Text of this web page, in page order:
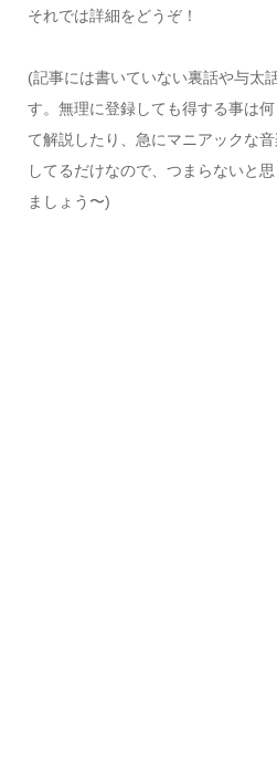
それでは詳細をどうぞ！
(記事には書いていない裏話や与太話
す。無理に登録しても得する事は
て解説したり、急にマニアックな
してるだけなので、つまらないと
ましょう〜)